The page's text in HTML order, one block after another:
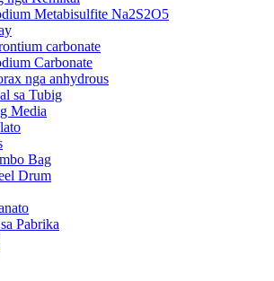
Metabisulfite Na2S2O5
carbonate
Carbonate
nga anhydrous
sa Tubig
Media
Bag
Drum
Pabrika